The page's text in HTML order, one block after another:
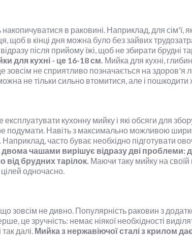
в раковині. Наприклад, для сім'ї,
щоб в кінці дня можна було без зайвих
після прийому їжі, щоб не збирати брудні
для кухні - це 16-18 см. Мийка для кухні,
зовсім не сприятливо позначається на
не тільки сильно втомитися, але і пошкодити
експлуатувати кухонну мийку і які обсяги для
подумати. Навіть з максимально можливою
часто буває необхідно підготувати
чашами вирішує відразу дві проблеми:
від брудних тарілок. Маючи таку мийку на своїй
одночасно.
зовсім не дивно. Популярність раковин з
це зручність: немає ніякої необхідності
далі. Мийка з нержавіючої сталі з крилом